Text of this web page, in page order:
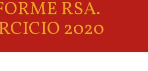
RSA.
2020